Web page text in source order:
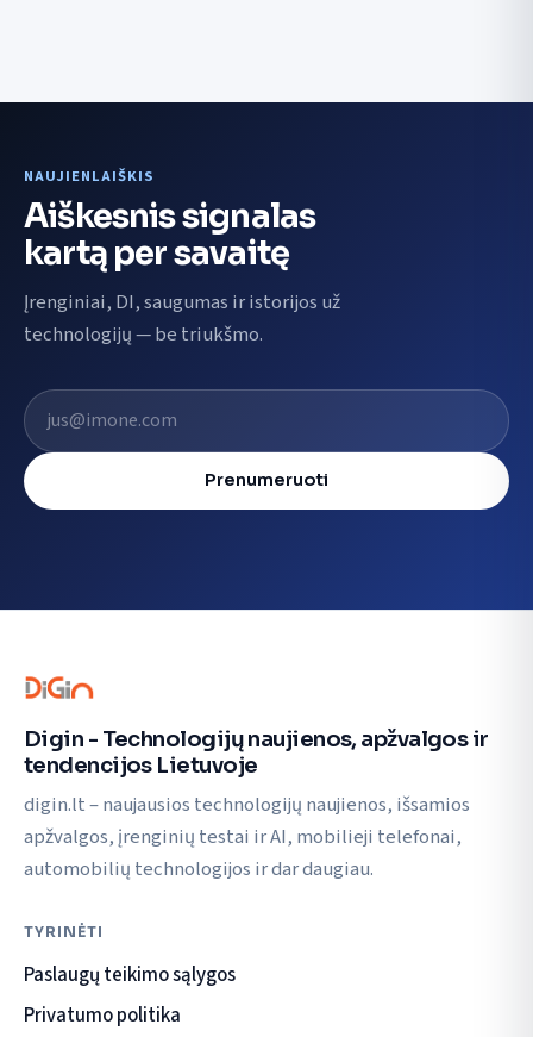
NAUJIENLAIŠKIS
Aiškesnis signalas
kartą per savaitę
Įrenginiai, DI, saugumas ir istorijos už
technologijų — be triukšmo.
El. pašto adresas
Prenumeruoti
Digin - Technologijų naujienos, apžvalgos ir
tendencijos Lietuvoje
digin.lt – naujausios technologijų naujienos, išsamios
apžvalgos, įrenginių testai ir AI, mobilieji telefonai,
automobilių technologijos ir dar daugiau.
TYRINĖTI
Paslaugų teikimo sąlygos
Privatumo politika